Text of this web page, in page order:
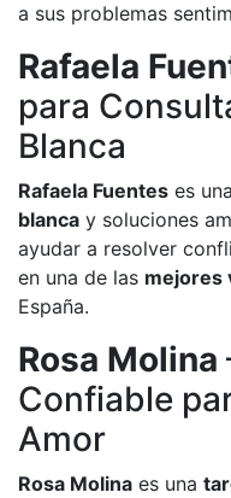
a sus problemas
Rafaela
para
Blanca
Rafaela Fuentes es una
blanca y soluciones
ayudar a resolver
en una de las mejores
España.
Rosa Molina
Confiable
Amor
Rosa Molina es una